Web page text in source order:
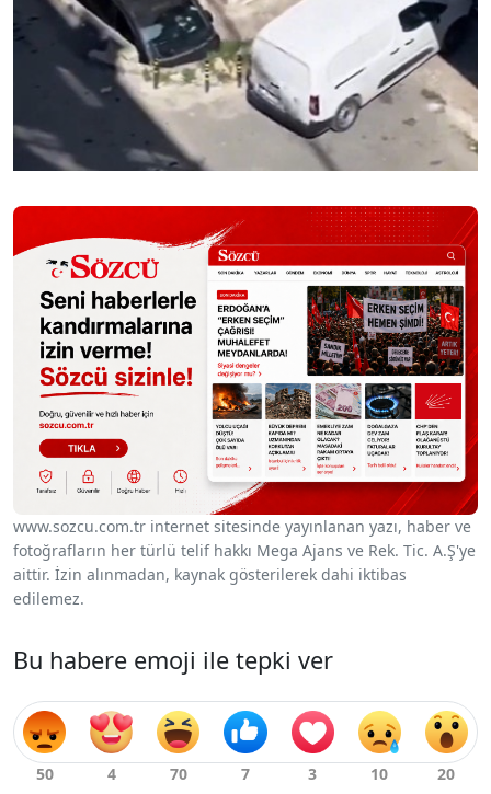
www.sozcu.com.tr internet sitesinde yayınlanan yazı, haber ve
fotoğrafların her türlü telif hakkı Mega Ajans ve Rek. Tic. A.Ş'ye
aittir. İzin alınmadan, kaynak gösterilerek dahi iktibas
edilemez.
Bu habere emoji ile tepki ver